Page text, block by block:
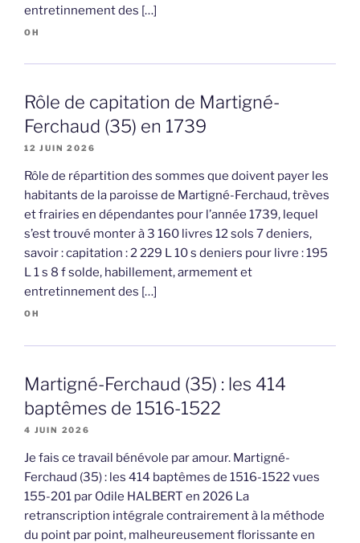
entretinnement des […]
OH
Rôle de capitation de Martigné-
Ferchaud (35) en 1739
12 JUIN 2026
Rôle de répartition des sommes que doivent payer les
habitants de la paroisse de Martigné-Ferchaud, trèves
et frairies en dépendantes pour l’année 1739, lequel
s’est trouvé monter à 3 160 livres 12 sols 7 deniers,
savoir : capitation : 2 229 L 10 s deniers pour livre : 195
L 1 s 8 f solde, habillement, armement et
entretinnement des […]
OH
Martigné-Ferchaud (35) : les 414
baptêmes de 1516-1522
4 JUIN 2026
Je fais ce travail bénévole par amour. Martigné-
Ferchaud (35) : les 414 baptêmes de 1516-1522 vues
155-201 par Odile HALBERT en 2026 La
retranscription intégrale contrairement à la méthode
du point par point, malheureusement florissante en